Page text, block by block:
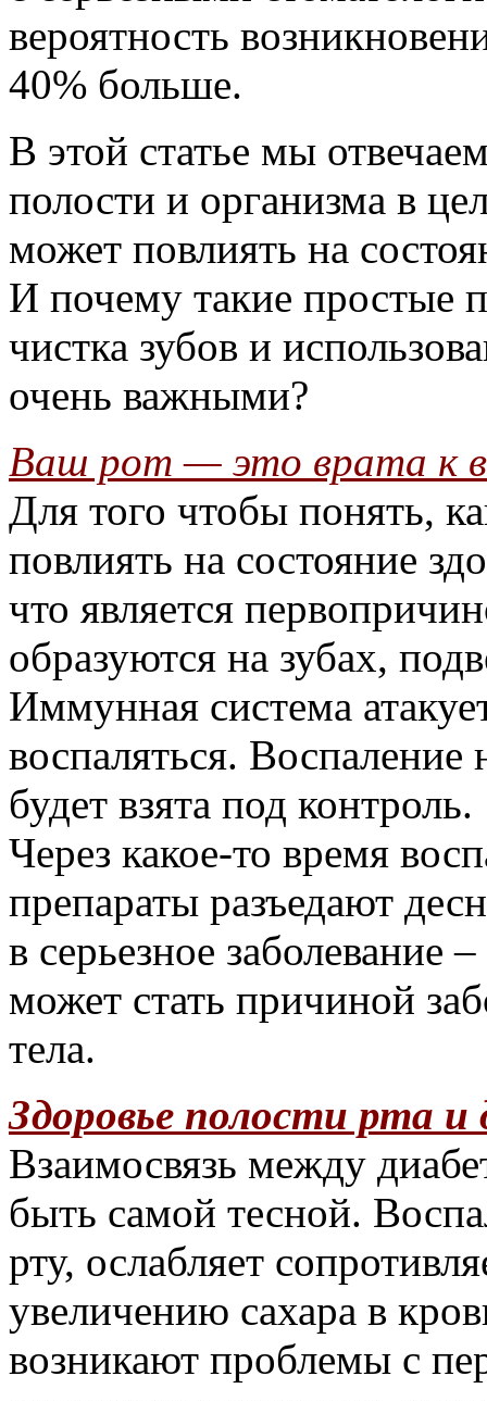
вероятность
40% больше.
В этой статье мы
полости и организма в
может повлиять на
И почему такие простые
чистка зубов и
очень важными?
Ваш рот — это врата к
Для того чтобы понять,
повлиять на состояние
что является
образуются на зубах,
Иммунная система
воспаляться.
будет взята под контроль.
Через какое-то время
препараты разъедают
в серьезное заболевание
может стать причиной
тела.
Здоровье полости рта и
Взаимосвязь между
быть самой тесной.
рту, ослабляет
увеличению сахара в
возникают проблемы с